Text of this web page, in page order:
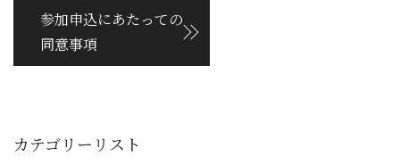
参加申込にあたっての
同意事項
カテゴリーリスト